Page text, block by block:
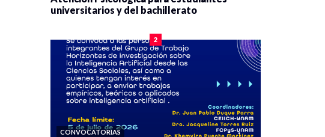
universitarios y del bachillerato
2
CONVOCATORIAS